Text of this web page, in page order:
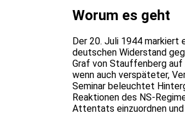
Worum es geht
Der 20. Juli 1944 markiert
deutschen Widerstand
Graf von Stauffenberg auf
wenn auch verspäteter,
Seminar beleuchtet
Reaktionen des NS-
Attentats einzuordnen